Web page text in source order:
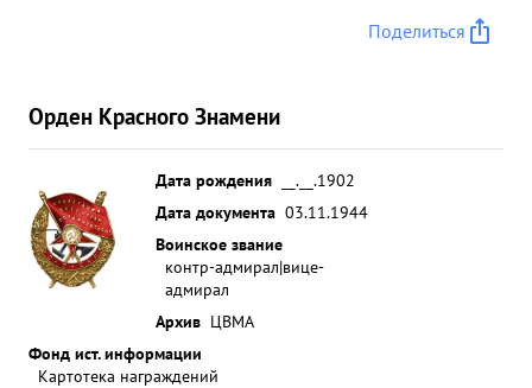
Поделиться
Орден Красного Знамени
Дата рождения
__.__.1902
Дата документа 03.11.1944
Воинское звание
контр-адмирал|вице-
адмирал
Архив ЦВМА
Фонд ист. информации
Картотека награждений